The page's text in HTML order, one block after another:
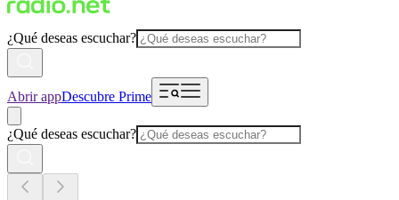
¿Qué deseas escuchar?
Abrir appDescubre Prime
¿Qué deseas escuchar?